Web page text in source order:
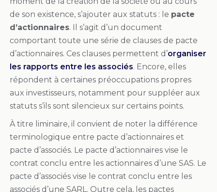
de son existence, s’ajouter aux statuts : le pacte
d’actionnaires. Il s’agit d’un document
comportant toute une série de clauses de pacte
d’actionnaires. Ces clauses permettent d’organiser
les rapports entre les associés. Encore, elles
répondent à certaines préoccupations propres
aux investisseurs, notamment pour suppléer aux
statuts s’ils sont silencieux sur certains points.
À titre liminaire, il convient de noter la différence
terminologique entre pacte d’actionnaires et
pacte d’associés. Le pacte d’actionnaires vise le
contrat conclu entre les actionnaires d’une SAS. Le
pacte d’associés vise le contrat conclu entre les
associés d’une SARL. Outre cela, les pactes